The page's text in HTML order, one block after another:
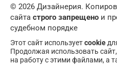
© 2026 Дизайнерия.
сайта строго запрещено и
судебном порядке
Этот сайт используетcookie
Продолжая использовать
на работу с этими файлами, а